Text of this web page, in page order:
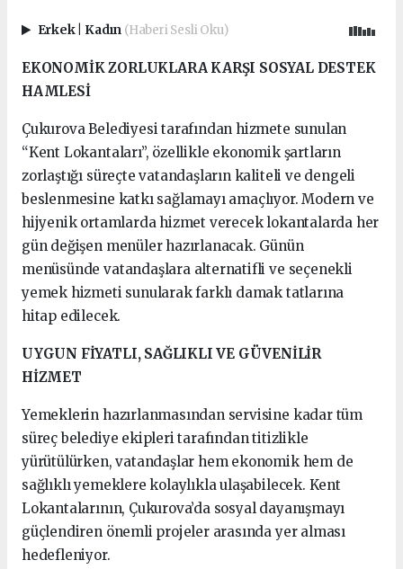
Erkek Kadın (Haberi Sesli Oku)
EKONOMİK ZORLUKLARA KARŞI SOSYAL DESTEK
HAMLESİ
Çukurova Belediyesi tarafından hizmete sunulan
“Kent Lokantaları”, özellikle ekonomik şartların
zorlaştığı süreçte vatandaşların kaliteli ve dengeli
beslenmesine katkı sağlamayı amaçlıyor. Modern ve
hijyenik ortamlarda hizmet verecek lokantalarda her
gün değişen menüler hazırlanacak. Günün
menüsünde vatandaşlara alternatifli ve seçenekli
yemek hizmeti sunularak farklı damak tatlarına
hitap edilecek.
UYGUN FİYATLI, SAĞLIKLI VE GÜVENİLİR
HİZMET
Yemeklerin hazırlanmasından servisine kadar tüm
süreç belediye ekipleri tarafından titizlikle
yürütülürken, vatandaşlar hem ekonomik hem de
sağlıklı yemeklere kolaylıkla ulaşabilecek. Kent
Lokantalarının, Çukurova’da sosyal dayanışmayı
güçlendiren önemli projeler arasında yer alması
hedefleniyor.